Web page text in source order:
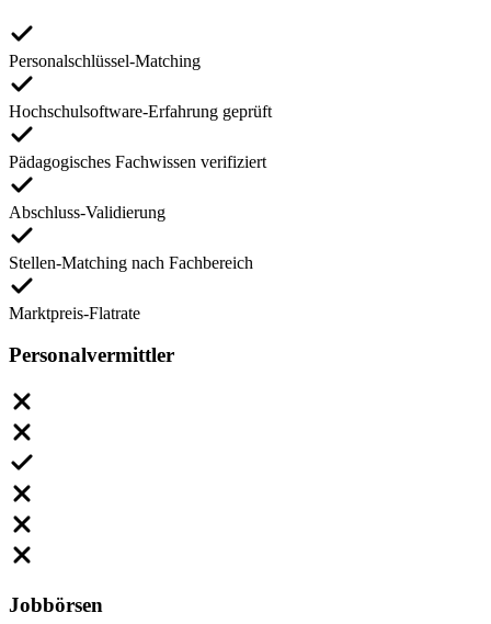
Personalschlüssel-Matching
Hochschulsoftware-Erfahrung geprüft
Pädagogisches Fachwissen verifiziert
Abschluss-Validierung
Stellen-Matching nach Fachbereich
Marktpreis-Flatrate
Personalvermittler
Jobbörsen